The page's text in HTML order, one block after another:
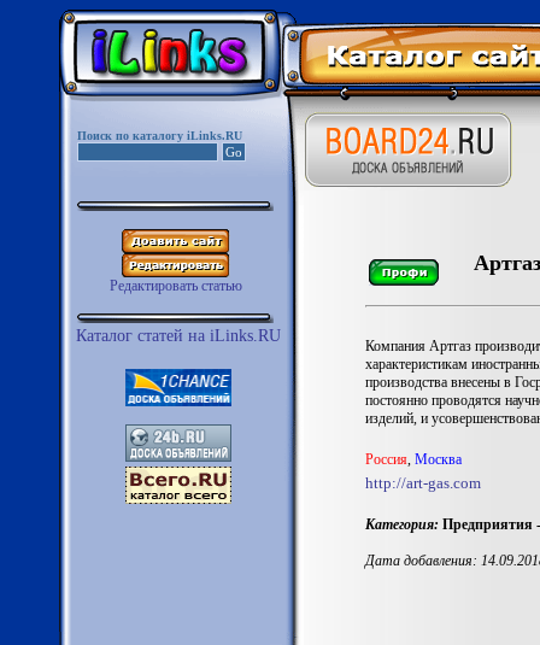
Поиск по каталогу iLinks.RU
Редактировать статью
Каталог статей на iLinks.RU
Компания Артгаз
характеристикам
производства внесены в
постоянно проводятся
изделий, и
Россия, Москва
http://art-gas.com
Категория: Предприятия
Дата добавления: